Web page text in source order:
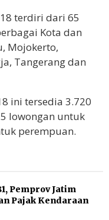
terdiri dari 65
Kota dan
Mojokerto,
Tangerang dan
ini tersedia 3.720
lowongan untuk
perempuan.
Pemprov Jatim
Pajak Kendaraan